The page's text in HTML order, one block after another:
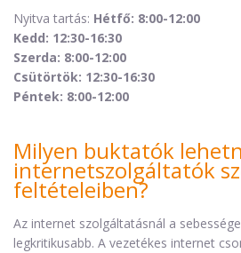
Nyitva tartás: Hétfő: 8:00-12:00
Kedd: 12:30-16:30
Szerda: 8:00-12:00
Csütörtök: 12:30-16:30
Péntek: 8:00-12:00
Milyen buktatók
internetszolgáltatók
feltételeiben?
Az internet szolgáltatásnál a
legkritikusabb. A vezetékes internet